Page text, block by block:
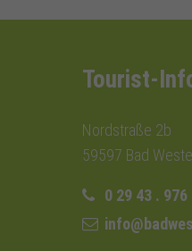
Tourist-
Nordstraße 2b
59597 Bad
0 29 43 . 976